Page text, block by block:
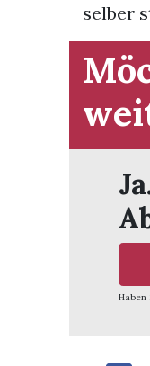
selber
Haben